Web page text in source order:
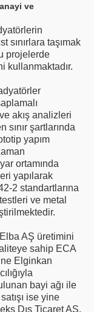
ve
sınırlara taşımak
projelerde
kullanmaktadır.
akış analizleri
sınır şartlarında
yapım
ortamında
yapılarak
2 standartlarına
ve metal
AŞ üretimini
sahip ECA
Elginkan
bayi ağı ile
ise yine
Dış Ticaret AŞ.